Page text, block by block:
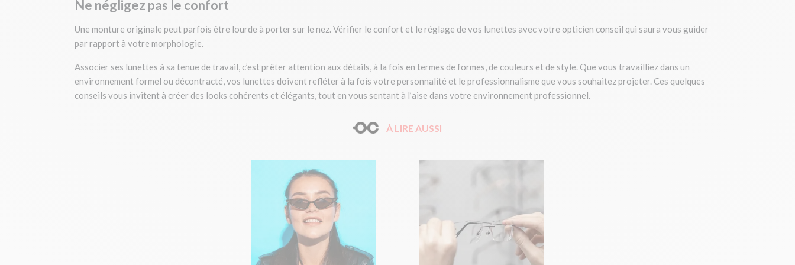
Ne négligez pas le confort
Une monture originale peut parfois être lourde à porter sur le nez. Vérifier le confort et le réglage de vos lunettes avec votre opticien conseil qui saura vous guider
par rapport à votre morphologie.
Associer ses lunettes à sa tenue de travail, c’est prêter attention aux détails, à la fois en termes de formes, de couleurs et de style. Que vous travailliez dans un
environnement formel ou décontracté, vos lunettes doivent refléter à la fois votre personnalité et le professionnalisme que vous souhaitez projeter. Ces quelques
conseils vous invitent à créer des looks cohérents et élégants, tout en vous sentant à l’aise dans votre environnement professionnel.
À LIRE AUSSI